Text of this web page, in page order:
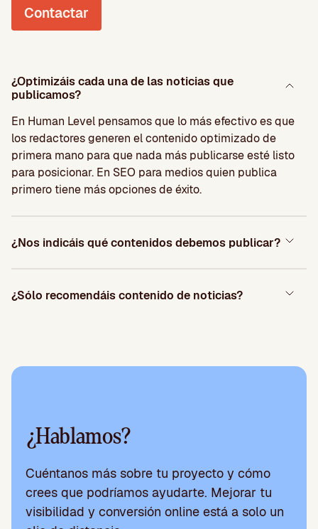
Contactar
¿Optimizáis cada una de las noticias que
publicamos?
En Human Level pensamos que lo más efectivo es que
los redactores generen el contenido optimizado de
primera mano para que nada más publicarse esté listo
para posicionar. En SEO para medios quien publica
primero tiene más opciones de éxito.
¿Nos indicáis qué contenidos debemos publicar?
¿Sólo recomendáis contenido de noticias?
¿Hablamos?
Cuéntanos más sobre tu proyecto y cómo
crees que podríamos ayudarte. Mejorar tu
visibilidad y conversión online está a solo un